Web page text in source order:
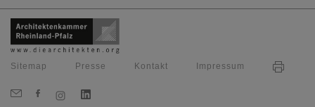
Sitemap Presse Kontakt Impressum